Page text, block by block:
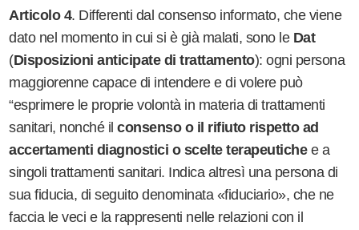
Articolo 4. Differenti dal consenso informato, che viene
dato nel momento in cui si è già malati, sono le Dat
(Disposizioni anticipate di trattamento): ogni persona
maggiorenne capace di intendere e di volere può
“esprimere le proprie volontà in materia di trattamenti
sanitari, nonché ilconsenso o il rifiuto rispetto ad
accertamenti diagnostici o scelte terapeutichee a
singoli trattamenti sanitari. Indica altresì una persona di
sua fiducia, di seguito denominata «fiduciario», che ne
faccia le veci e la rappresenti nelle relazioni con il